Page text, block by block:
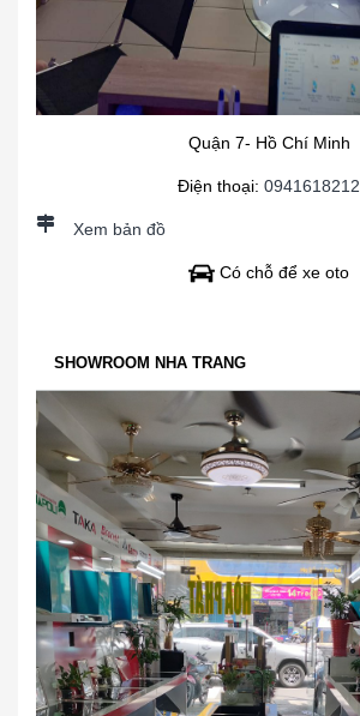
Quận 7- Hồ Chí Minh
Điện thoại: 0941618212
Xem bản đồ
Có chỗ để xe oto
SHOWROOM NHA TRANG